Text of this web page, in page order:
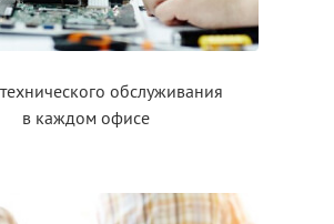
обслуживания
в каждом офисе